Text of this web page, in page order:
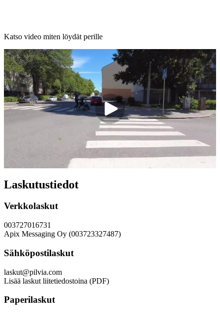
Katso video miten löydät perille
Laskutustiedot
Verkkolaskut
003727016731
Apix Messaging Oy (003723327487)
Sähköpostilaskut
laskut@pilvia.com
Lisää laskut liitetiedostoina (PDF)
Paperilaskut